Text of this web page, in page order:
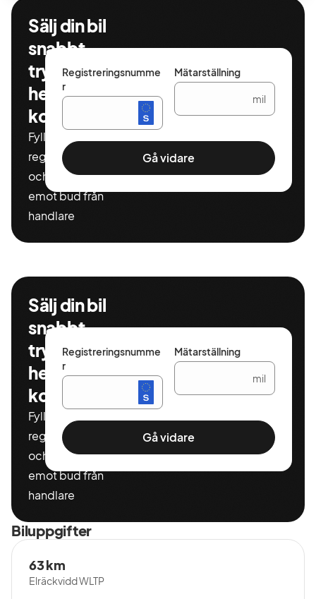
Sälj din bil
snabbt,
tryggt och
helt
kostnadsfritt
Fyll i ditt
registeringnummer
och miltal för att ta
emot bud från
handlare
Registreringsnumme
r
Mätarställning
mil
Gå vidare
Sälj din bil
snabbt,
tryggt och
helt
kostnadsfritt
Fyll i ditt
registeringnummer
och miltal för att ta
emot bud från
handlare
Registreringsnumme
r
Mätarställning
mil
Gå vidare
Biluppgifter
Elräckvidd WLTP
63 km